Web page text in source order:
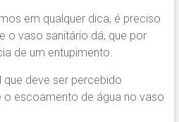
em qualquer dica, é preciso
o vaso sanitário dá, que por
de um entupimento.
que deve ser percebido
escoamento de água no vaso